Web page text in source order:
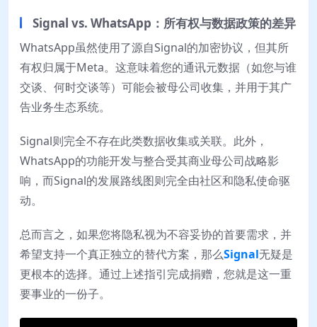
Signal vs. WhatsApp：所有权与数据政策的差异
WhatsApp虽然使用了源自Signal的加密协议，但其所
有权归属于Meta。这意味着您的通讯元数据（如您与谁
交谈、何时交谈等）可能会被母公司收集，并用于其广
告业务生态系统。
Signal则完全不存在此类数据收集或关联。此外，
WhatsApp的功能开发与整合受其商业母公司战略影
响，而Signal的发展路线图则完全由社区和隐私使命驱
动。
总而言之，如果您将隐私视为不容妥协的首要需求，并
希望支持一个真正独立的替代方案，那么Signal无疑是
更根本的选择。通过上述指引完成捐赠，您就是这一重
要事业的一份子。